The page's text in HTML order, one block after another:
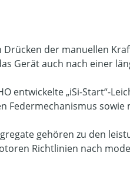
der manuellen
Gerät auch nach einer
entwickelte „iSi-Start“-
Federmechanismus sowie
gehören zu den
Richtlinien nach